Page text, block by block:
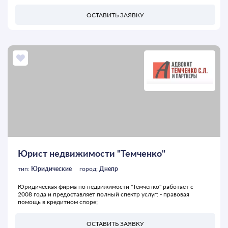
ОСТАВИТЬ ЗАЯВКУ
Юрист недвижимости "Темченко"
тип: Юридические город: Днепр
Юридическая фирма по недвижимости "Темченко" работает с
2008 года и предоставляет полный спектр услуг: - правовая
помощь в кредитном споре;
ОСТАВИТЬ ЗАЯВКУ